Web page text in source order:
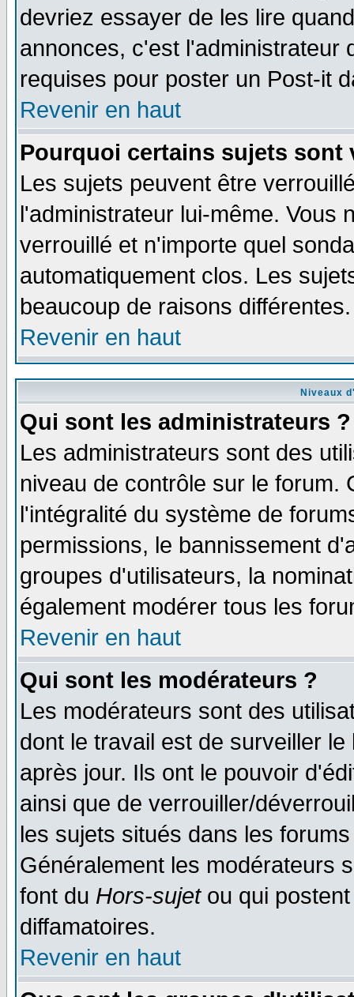
devriez essayer de les lire
annonces, c'est l'administrateur
requises pour poster un Post-it
Revenir en haut
Pourquoi certains sujets sont
Les sujets peuvent être
l'administrateur lui-même. Vous
verrouillé et n'importe quel
automatiquement clos. Les
beaucoup de raisons différentes.
Revenir en haut
Niveaux
Qui sont les administrateurs ?
Les administrateurs sont des
niveau de contrôle sur le forum.
l'intégralité du système de
permissions, le bannissement
groupes d'utilisateurs, la
également modérer tous les
Revenir en haut
Qui sont les modérateurs ?
Les modérateurs sont des
dont le travail est de surveiller
après jour. Ils ont le pouvoir
ainsi que de verrouiller/
les sujets situés dans les
Généralement les modérateurs
font du Hors-sujetou qui
diffamatoires.
Revenir en haut